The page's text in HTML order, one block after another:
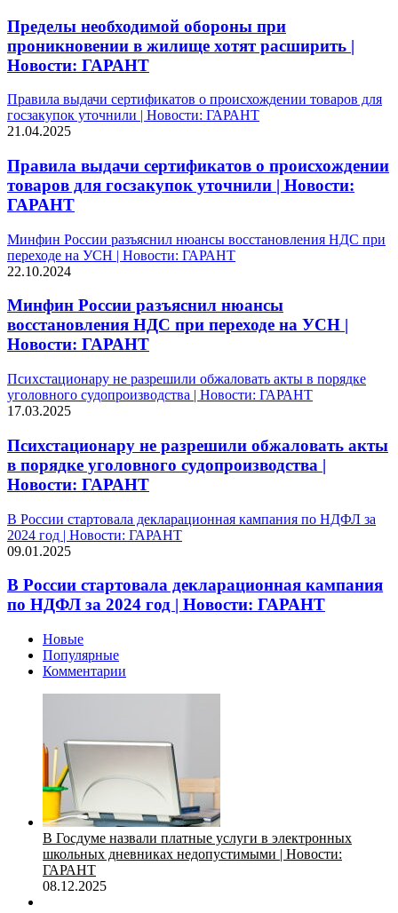
Пределы необходимой обороны при
проникновении в жилище хотят расширить |
Новости: ГАРАНТ
Правила выдачи сертификатов о происхождении товаров для
госзакупок уточнили | Новости: ГАРАНТ
21.04.2025
Правила выдачи сертификатов о происхождении
товаров для госзакупок уточнили | Новости:
ГАРАНТ
Минфин России разъяснил нюансы восстановления НДС при
переходе на УСН | Новости: ГАРАНТ
22.10.2024
Минфин России разъяснил нюансы
восстановления НДС при переходе на УСН |
Новости: ГАРАНТ
Психстационару не разрешили обжаловать акты в порядке
уголовного судопроизводства | Новости: ГАРАНТ
17.03.2025
Психстационару не разрешили обжаловать акты
в порядке уголовного судопроизводства |
Новости: ГАРАНТ
В России стартовала декларационная кампания по НДФЛ за
2024 год | Новости: ГАРАНТ
09.01.2025
В России стартовала декларационная кампания
по НДФЛ за 2024 год | Новости: ГАРАНТ
Новые
Популярные
Комментарии
В Госдуме назвали платные услуги в электронных
школьных дневниках недопустимыми | Новости:
ГАРАНТ
08.12.2025